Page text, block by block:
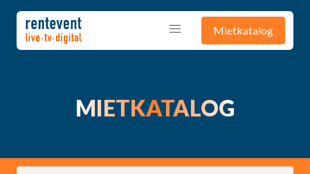
Mietkatalog
MIETKATALOG